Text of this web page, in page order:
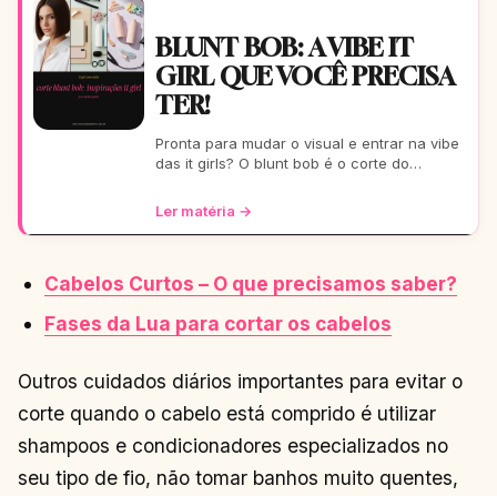
BLUNT BOB: A VIBE IT
GIRL QUE VOCÊ PRECISA
TER!
Pronta para mudar o visual e entrar na vibe
das it girls? O blunt bob é o corte do
Vem ver como ele
Ler matéria →
Cabelos Curtos – O que precisamos saber?
Fases da Lua para cortar os cabelos
Outros cuidados diários importantes para evitar o
corte quando o cabelo está comprido é utilizar
shampoos e condicionadores especializados no
seu tipo de fio, não tomar banhos muito quentes,